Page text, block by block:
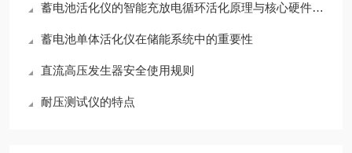
蓄电池活化仪的智能充放电循环活化原理与核心硬件架构解析
蓄电池单体活化仪在储能系统中的重要性
直流高压发生器安全使用规则
耐压测试仪的特点